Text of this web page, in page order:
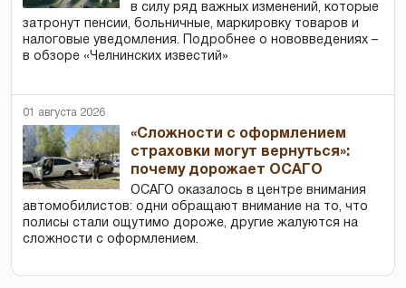
в силу ряд важных изменений, которые
затронут пенсии, больничные, маркировку товаров и
налоговые уведомления. Подробнее о нововведениях –
в обзоре «Челнинских известий»
01 августа 2026
«Сложности с оформлением
страховки могут вернуться»:
почему дорожает ОСАГО
ОСАГО оказалось в центре внимания
автомобилистов: одни обращают внимание на то, что
полисы стали ощутимо дороже, другие жалуются на
сложности с оформлением.